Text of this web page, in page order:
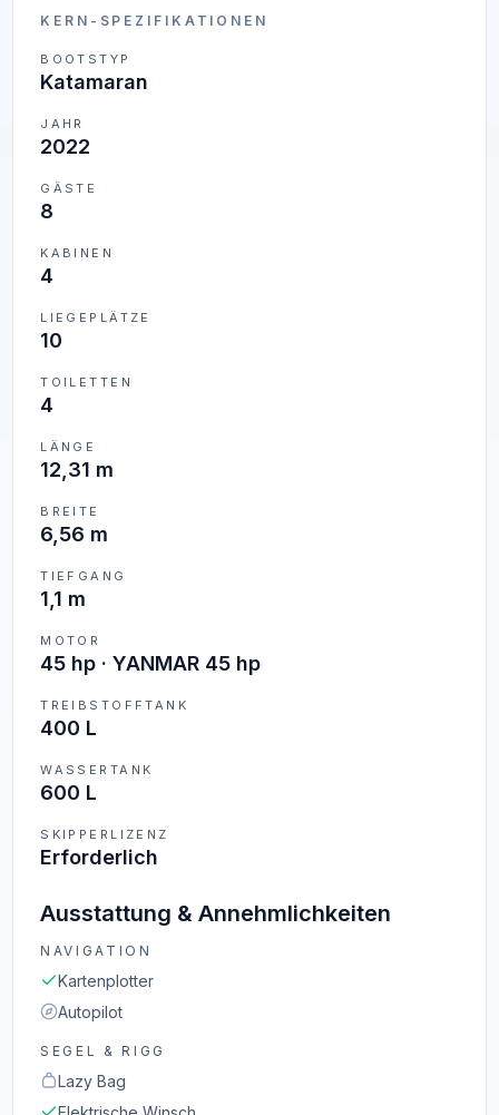
KERN-SPEZIFIKATIONEN
BOOTSTYP
Katamaran
JAHR
2022
GÄSTE
8
KABINEN
4
LIEGEPLÄTZE
10
TOILETTEN
4
LÄNGE
12,31 m
BREITE
6,56 m
TIEFGANG
1,1 m
MOTOR
45 hp · YANMAR 45 hp
TREIBSTOFFTANK
400 L
WASSERTANK
600 L
SKIPPERLIZENZ
Erforderlich
Ausstattung & Annehmlichkeiten
NAVIGATION
Kartenplotter
Autopilot
SEGEL & RIGG
Lazy Bag